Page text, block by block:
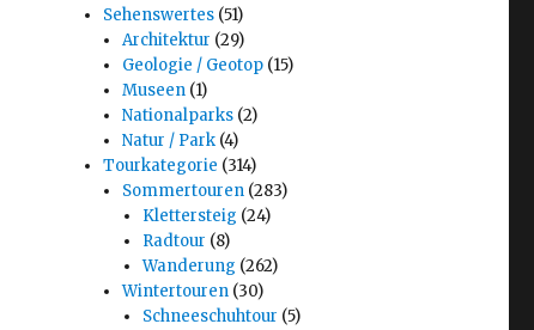
Sehenswertes (51)
Architektur (29)
Geologie / Geotop (15)
Museen (1)
Nationalparks (2)
Natur / Park (4)
Tourkategorie (314)
Sommertouren (283)
Klettersteig (24)
Radtour (8)
Wanderung (262)
Wintertouren (30)
Schneeschuhtour (5)